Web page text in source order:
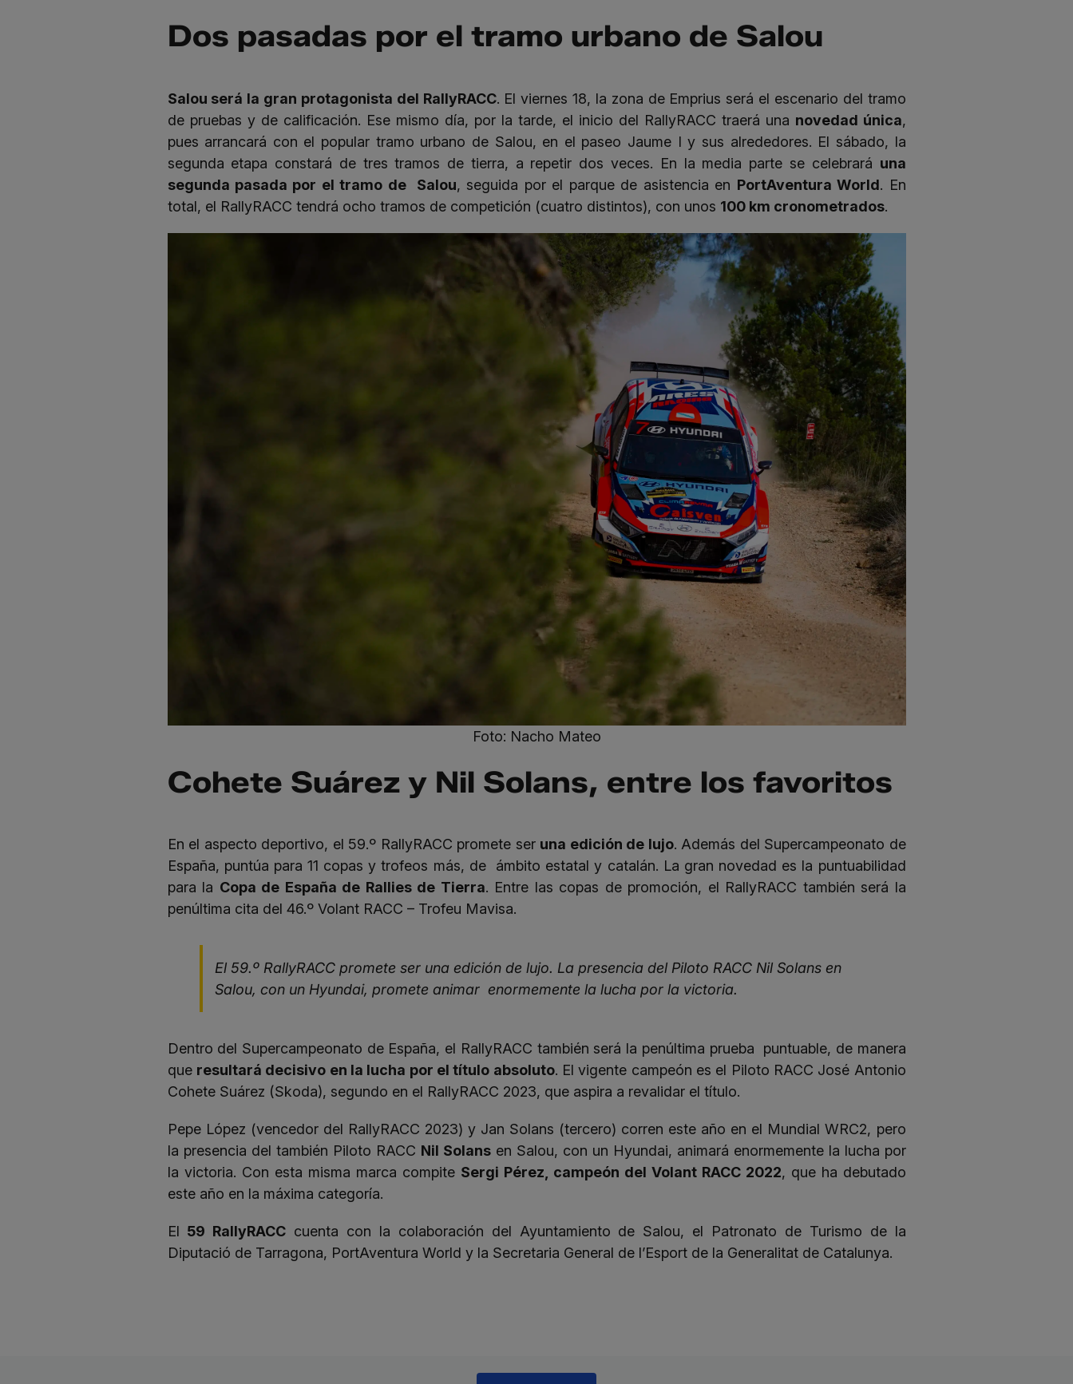
Dos pasadas por el tramo urbano de Salou
Salou será la gran protagonista del RallyRACC. El viernes 18, la zona de Emprius será el escenario del tramo
de pruebas y de calificación. Ese mismo día, por la tarde, el inicio del RallyRACC traerá una novedad única,
pues arrancará con el popular tramo urbano de Salou, en el paseo Jaume I y sus alrededores. El sábado, la
segunda etapa constará de tres tramos de tierra, a repetir dos veces. En la media parte se celebrará una
segunda pasada por el tramo de Salou, seguida por el parque de asistencia en PortAventura World. En
total, el RallyRACC tendrá ocho tramos de competición (cuatro distintos), con unos 100 km cronometrados.
Foto: Nacho Mateo
Cohete Suárez y Nil Solans, entre los favoritos
En el aspecto deportivo, el 59.º RallyRACC promete ser una edición de lujo. Además del Supercampeonato de
España, puntúa para 11 copas y trofeos más, de ámbito estatal y catalán. La gran novedad es la puntuabilidad
para la Copa de España de Rallies de Tierra. Entre las copas de promoción, el RallyRACC también será la
penúltima cita del 46.º Volant RACC – Trofeu Mavisa.
El 59.º RallyRACC promete ser una edición de lujo. La presencia del Piloto RACC Nil Solans en
Salou, con un Hyundai, promete animar enormemente la lucha por la victoria.
Dentro del Supercampeonato de España, el RallyRACC también será la penúltima prueba puntuable, de manera
que resultará decisivo en la lucha por el título absoluto. El vigente campeón es el Piloto RACC José Antonio
Cohete Suárez (Skoda), segundo en el RallyRACC 2023, que aspira a revalidar el título.
Pepe López (vencedor del RallyRACC 2023) y Jan Solans (tercero) corren este año en el Mundial WRC2, pero
la presencia del también Piloto RACC Nil Solansen Salou, con un Hyundai, animará enormemente la lucha por
la victoria. Con esta misma marca compite Sergi Pérez, campeón del Volant RACC 2022, que ha debutado
este año en la máxima categoría.
El 59 RallyRACC cuenta con la colaboración del Ayuntamiento de Salou, el Patronato de Turismo de la
Diputació de Tarragona, PortAventura World y la Secretaria General de l’Esport de la Generalitat de Catalunya.